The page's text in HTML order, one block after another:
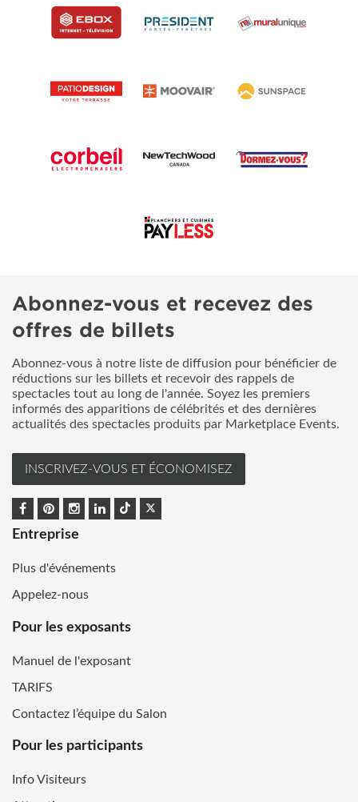
Abonnez-vous et recevez des
offres de billets
Abonnez-vous à notre liste de diffusion pour bénéficier de
réductions sur les billets et recevoir des rappels de
spectacles tout au long de l'année. Soyez les premiers
informés des apparitions de célébrités et des dernières
actualités des spectacles produits par Marketplace Events.
INSCRIVEZ-VOUS ET ÉCONOMISEZ
Entreprise
Plus d'événements
Appelez-nous
Pour les exposants
Manuel de l'exposant
TARIFS
Contactez l’équipe du Salon
Pour les participants
Info Visiteurs